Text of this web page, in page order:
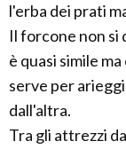
l'erba dei prati
Il forcone non si
è quasi simile
serve per
dall'altra.
Tra gli attrezzi